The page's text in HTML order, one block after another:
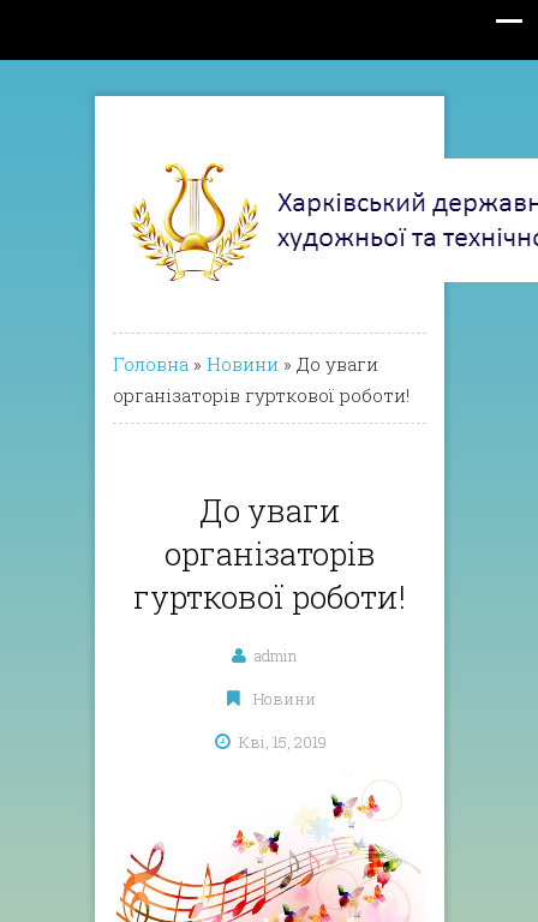
Головна » Новини » До уваги
організаторів гурткової роботи!
До уваги
організаторів
гурткової роботи!
admin
Новини
Кві, 15, 2019